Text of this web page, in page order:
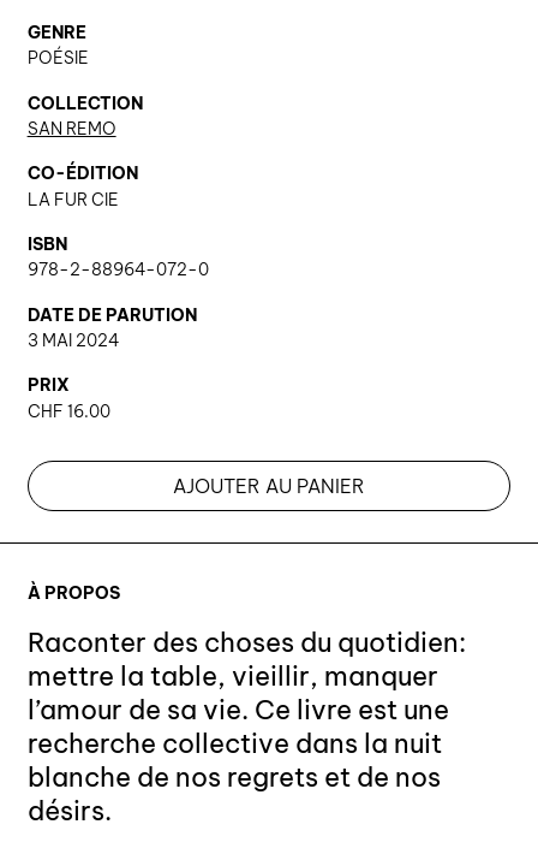
À PROPOS
Raconter des choses du quotidien:
mettre la table, vieillir, manquer
l’amour de sa vie. Ce livre est une
recherche collective dans la nuit
blanche de nos regrets et de nos
désirs.
GENRE
POÉSIE
COLLECTION
SAN REMO
CO-ÉDITION
LA FUR CIE
ISBN
978-2-88964-072-0
DATE DE PARUTION
3 MAI 2024
PRIX
CHF 16.00
AJOUTER AU PANIER